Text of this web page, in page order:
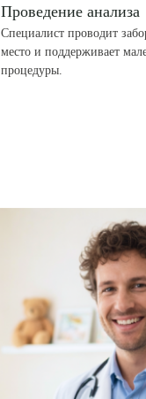
Проведение анализа
Специалист проводит
место и поддерживает
процедуры.